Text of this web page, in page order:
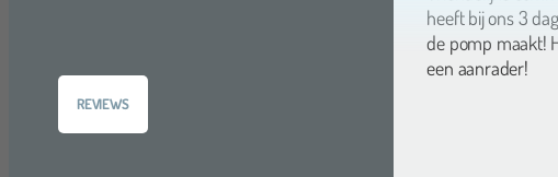
REVIEWS
de pomp maakt!
een aanrader!